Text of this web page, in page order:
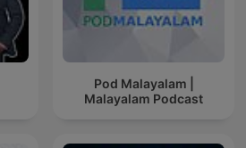
Pod Malayalam |
Malayalam Podcast